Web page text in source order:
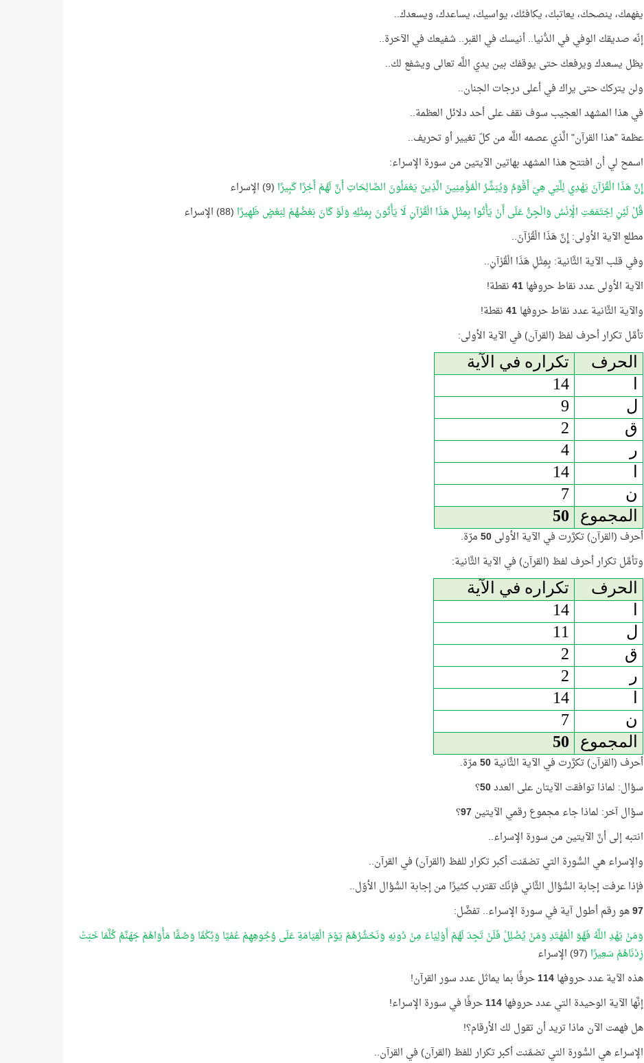
يفهمك، ينصحك، يعاتبك، يكافئك، يواسيك، يساعدك، ويسعدك..
إنّه صديقك الوفي في الدُّنيا.. أنيسك في القبر.. شفيعك في الآخرة..
يظل يسعدك ويرفعك حتى يوقفك بين يدي اللَّه تعالى ويشفع لك..
ولن يتركك حتى يراك في أعلى درجات الجنان..
في هذا المشهد العجيب سوف نقف على أحد دلائل العظمة..
عظمة "هذا القرآن" الَّذي عصمه اللَّه من كلّ تغيير أو تحريف..
اسمح لي أن افتتح هذا المشهد بهاتين الآيتين من سورة الإسراء:
إِنَّ هَذَا الْقُرْآنَ يَهْدِي لِلَّتِي هِيَ أَقْوَمُ وَيُبَشِّرُ الْمُؤْمِنِينَ الَّذِينَ يَعْمَلُونَ الصَّالِحَاتِ أَنَّ لَهُمْ أَجْرًا كَبِيرًا (9) الإسراء
قُلْ لَئِنِ اِجْتَمَعَتِ الْإِنْسُ وَالْجِنُّ عَلَى أَنْ يَأْتُوا بِمِثْلِ هَذَا الْقُرْآنِ لَا يَأْتُونَ بِمِثْلِهِ وَلَوْ كَانَ بَعْضُهُمْ لِبَعْضٍ ظَهِيرًا (88) الإسراء
مطلع الآية الأولى: إِنَّ هَذَا الْقُرْآنَ..
وفي قلب الآية الثَّانية: بِمِثْلِ هَذَا الْقُرْآنِ..
الآية الأولى عدد نقاط حروفها41نقطة!
والآية الثَّانية عدد نقاط حروفها41نقطة!
تأمَّل تكرار أحرف لفظ (القرآن) في الآية الأولى:
الحرف
تكراره في الآية
14
ل
9
ق
2
ر
4
14
ن
7
المجموع
50
أحرف (القرآن) تكرَّرت في الآية الأولى50مرّة.
وتأمَّل تكرار أحرف لفظ (القرآن) في الآية الثَّانية:
الحرف
تكراره في الآية
14
ل
11
ق
2
ر
2
14
ن
7
المجموع
50
أحرف (القرآن) تكرَّرت في الآية الثَّانية50مرّة.
سؤال: لماذا توافقت الآيتان على العدد50؟
سؤال آخر: لماذا جاء مجموع رقمي الآيتين97؟
انتبه إلى أنَّ الآيتين من سورة الإسراء..
والإسراء هي السُّورة التي تضمّنت أكبر تكرار للفظ (القرآن) في القرآن..
فإذا عرفت إجابة السُّؤال الثَّاني فإنّك تقترب كثيرًا من إجابة السُّؤال الأوّل..
97هو رقم أطول آية في سورة الإسراء.. تفضَّل:
وَمَنْ يَهْدِ اللَّهُ فَهُوَ الْمُهْتَدِ وَمَنْ يُضْلِلْ فَلَنْ تَجِدَ لَهُمْ أَوْلِيَاءَ مِنْ دُونِهِ وَنَحْشُرُهُمْ يَوْمَ الْقِيَامَةِ عَلَى وُجُوهِهِمْ عُمْيًا وَبُكْمًا وَصُمًّا مَأْوَاهُمْ جَهَنَّمُ كُلَّمَا خَبَتْ
زِدْنَاهُمْ سَعِيرًا (97) الإسراء
هذه الآية عدد حروفها114حرفًا بما يماثل عدد سور القرآن!
إنَّها الآية الوحيدة التي عدد حروفها114حرفًا في سورة الإسراء!
هل فهمت الآن ماذا تريد أن تقول لك الأرقام؟!
الإسراء هي السُّورة التي تضمّنت أكبر تكرار للفظ (القرآن) في القرآن..